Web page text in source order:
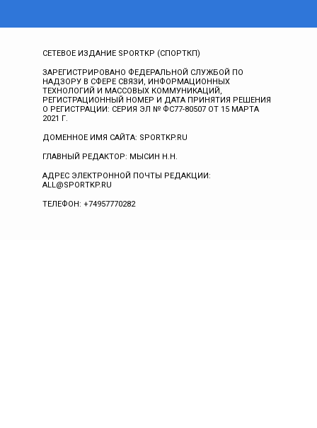
СЕТЕВОЕ ИЗДАНИЕ SPORTKP (СПОРТКП)
ЗАРЕГИСТРИРОВАНО ФЕДЕРАЛЬНОЙ СЛУЖБОЙ ПО
НАДЗОРУ В СФЕРЕ СВЯЗИ, ИНФОРМАЦИОННЫХ
ТЕХНОЛОГИЙ И МАССОВЫХ КОММУНИКАЦИЙ,
РЕГИСТРАЦИОННЫЙ НОМЕР И ДАТА ПРИНЯТИЯ РЕШЕНИЯ
О РЕГИСТРАЦИИ: СЕРИЯ ЭЛ № ФС77-80507 ОТ 15 МАРТА
2021 Г.
ДОМЕННОЕ ИМЯ САЙТА: SPORTKP.RU
ГЛАВНЫЙ РЕДАКТОР: МЫСИН Н.Н.
АДРЕС ЭЛЕКТРОННОЙ ПОЧТЫ РЕДАКЦИИ:
ALL@SPORTKP.RU
ТЕЛЕФОН: +74957770282